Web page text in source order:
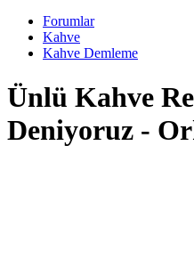
Forumlar
Kahve
Kahve Demleme
Ünlü Kahve
Deniyoruz -